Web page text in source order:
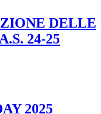
DELLE
24-25
2025